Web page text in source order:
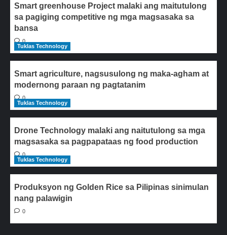
Smart greenhouse Project malaki ang maitutulong
sa pagiging competitive ng mga magsasaka sa
bansa
0
Tuklas Technology
Smart agriculture, nagsusulong ng maka-agham at
modernong paraan ng pagtatanim
0
Tuklas Technology
Drone Technology malaki ang naitutulong sa mga
magsasaka sa pagpapataas ng food production
0
Tuklas Technology
Produksyon ng Golden Rice sa Pilipinas sinimulan
nang palawigin
0